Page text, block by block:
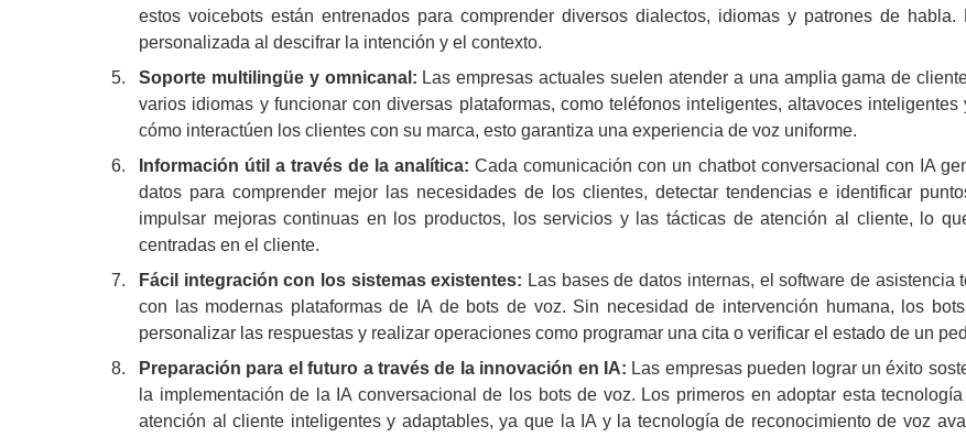
estos voicebots están entrenados para comprender diversos dialectos, idiomas y patrones de
personalizada al descifrar la intención y el contexto.
Soporte multilingüe y omnicanal: Las empresas actuales suelen atender a una amplia gama de
varios idiomas y funcionar con diversas plataformas, como teléfonos inteligentes, altavoces
cómo interactúen los clientes con su marca, esto garantiza una experiencia de voz uniforme.
Información útil a través de la analítica: Cada comunicación con un chatbot conversacional con IA
datos para comprender mejor las necesidades de los clientes, detectar tendencias e identificar
impulsar mejoras continuas en los productos, los servicios y las tácticas de atención al cliente, lo
centradas en el cliente.
Fácil integración con los sistemas existentes: Las bases de datos internas, el software de
con las modernas plataformas de IA de bots de voz. Sin necesidad de intervención humana, los
personalizar las respuestas y realizar operaciones como programar una cita o verificar el estado de un
Preparación para el futuro a través de la innovación en IA: Las empresas pueden lograr un éxito
la implementación de la IA conversacional de los bots de voz. Los primeros en adoptar esta
atención al cliente inteligentes y adaptables, ya que la IA y la tecnología de reconocimiento de voz